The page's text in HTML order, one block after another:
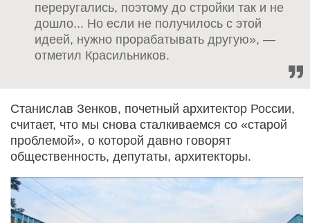
переругались, поэтому до стройки так и не
дошло... Но если не получилось с этой
идеей, нужно прорабатывать другую», —
отметил Красильников.
Станислав Зенков, почетный архитектор России,
считает, что мы снова сталкиваемся со «старой
проблемой», о которой давно говорят
общественность, депутаты, архитекторы.